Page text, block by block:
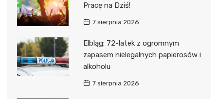
Pracę na Dziś!
7 sierpnia 2026
Elbląg: 72-latek z ogromnym
zapasem nielegalnych papierosów i
alkoholu
7 sierpnia 2026